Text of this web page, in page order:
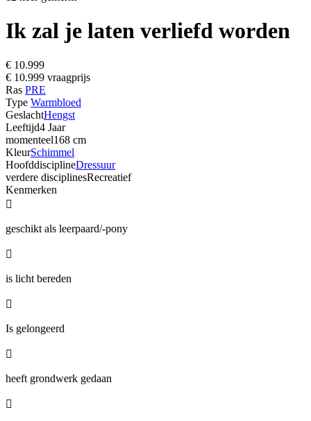
Ik zal je laten verliefd worden
€ 10.999
€ 10.999 vraagprijs
Ras PRE
Type Warmbloed
GeslachtHengst
Leeftijd4 Jaar
momenteel168 cm
KleurSchimmel
HoofddisciplineDressuur
verdere disciplinesRecreatief
Kenmerken

geschikt als leerpaard/-pony

is licht bereden

Is gelongeerd

heeft grondwerk gedaan
